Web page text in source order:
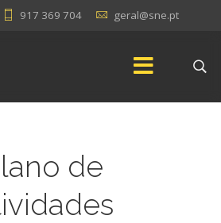
917 369 704 geral@sne.pt
de